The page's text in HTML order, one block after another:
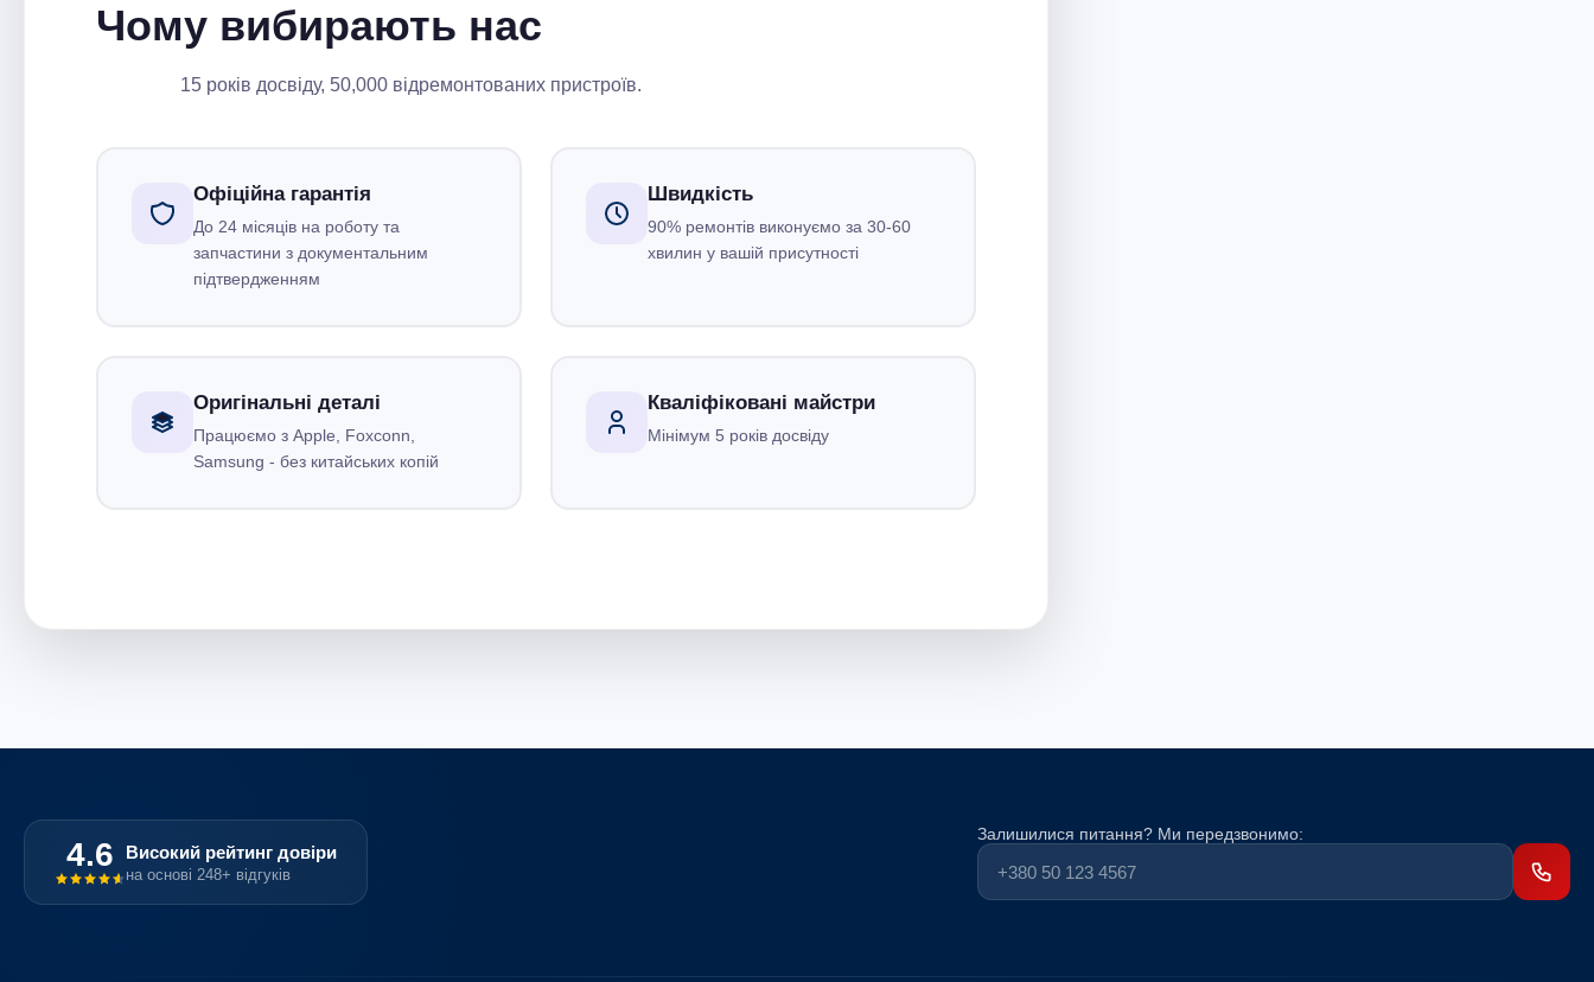
Чому вибирають нас
15 років досвіду, 50,000 відремонтованих пристроїв.
Офіційна гарантія
До 24 місяців на роботу та
запчастини з документальним
підтвердженням
Швидкість
90% ремонтів виконуємо за 30-60
хвилин у вашій присутності
Оригінальні деталі
Працюємо з Apple, Foxconn,
Samsung - без китайських копій
Кваліфіковані майстри
Мінімум 5 років досвіду
4.6 Високий рейтинг довіри
на основі 248+ відгуків
Залишилися питання? Ми передзвонимо: